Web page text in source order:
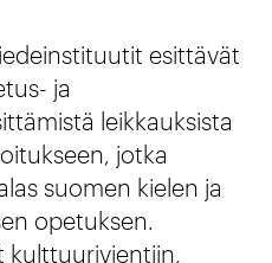
esittävät
ja
leikkauksista
jotka
suomen kielen ja
opetuksen.
kulttuurivientiin,